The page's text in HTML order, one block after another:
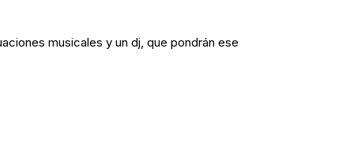
musicales y un dj, que pondrán ese